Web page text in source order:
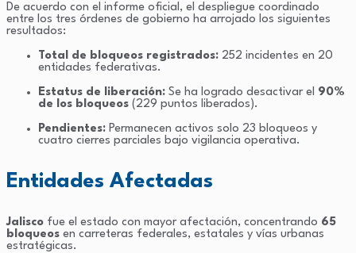
De acuerdo con el informe oficial, el despliegue coordinado
entre los tres órdenes de gobierno ha arrojado los siguientes
resultados:
Total de bloqueos registrados: 252 incidentes en 20
entidades federativas.
Estatus de liberación: Se ha logrado desactivar el 90%
de los bloqueos (229 puntos liberados).
Pendientes: Permanecen activos solo 23 bloqueos y
cuatro cierres parciales bajo vigilancia operativa.
Entidades Afectadas
Jalisco fue el estado con mayor afectación, concentrando 65
bloqueos en carreteras federales, estatales y vías urbanas
estratégicas.